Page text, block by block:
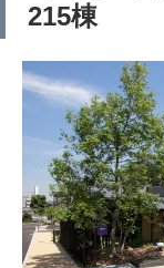
215棟